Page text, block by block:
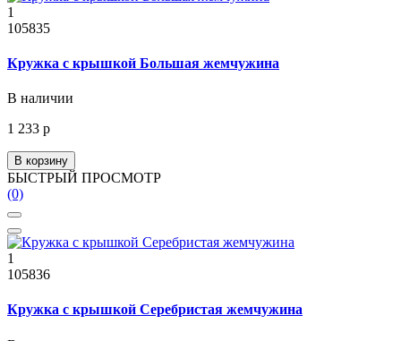
1
105835
Кружка с крышкой Большая жемчужина
В наличии
1 233 р
В корзину
БЫСТРЫЙ ПРОСМОТР
(0)
1
105836
Кружка с крышкой Серебристая жемчужина